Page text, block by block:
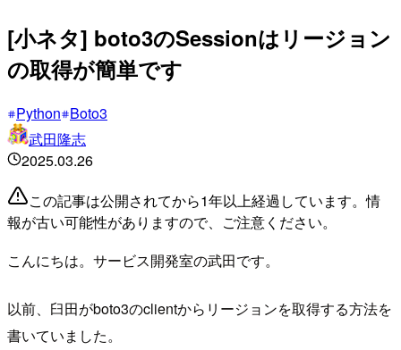
[小ネタ] boto3のSessionはリージョン
の取得が簡単です
Python Boto3
武田隆志
2025.03.26
この記事は公開されてから1年以上経過しています。情
報が古い可能性がありますので、ご注意ください。
こんにちは。サービス開発室の武田です。
以前、臼田がboto3のclientからリージョンを取得する方法を
書いていました。